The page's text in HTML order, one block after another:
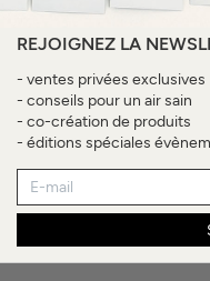
REJOIGNEZ LA
- ventes privées exclusives
- conseils pour un air sain
- co-création de produits
- éditions spéciales